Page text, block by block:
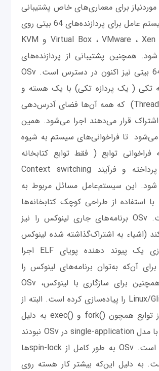
برای معماری‌های خاص پشتیبانی
می‌کند. این سیستم عامل برای پردازنده‌های 64 بیتی روی
هایپروایزرهای Virtual Box ، VMware ، Xen و KVM
همچنین پشتیبانی از پردازنده‌های
ARM از نوع 64 بیتی نیز اکنون در دسترس است. OSv
تکی ( یک پردازه تکی) با یک هسته و
چند ریسمان (Thread) که همه آن‌ها فضای آدرس‌دهی
قرار می‌دهند اجرا می‌شود. همین
تا فراخوانی‌های سیستم به شیوه
فراخوانی توابع ( فقط توابع کتابخانه
سیستم‌عامل) پرداخته و فرآیند Context switching
شود. این سیستم‌عامل‌ مسائل مربوط به
با استفاده از طراحی کوچک کتابخانه‌ها
حل کرده است. OSv برنامه‌های جاری لینوکس را نیز
(اشیاء به اشتراک‌گذاشته شده لینوکس
را با پیاده‌سازی یک پیوند دهنده پویای ELF اجرا
برای آن‌که به‌توان برنامه‌های لینوکس را
اجرا کرده و همچنین برای سازگاری با لینوکس، OSv
بیشتر Linux/Glibc ABI را پیاده‌سازی کرده است. البته از
وجود بعضی از توابع همچون ()fork و ()exec به دلیل
این‌که مناسب با مدل single-application در OSv نبودند
صرف‌نظر شده است. OSv به طور کامل از spin-lockها
به دلیل این‌که بیشتر کار هسته روی